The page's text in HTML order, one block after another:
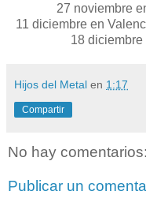
27 noviembre
11 diciembre en
18 diciembre
Hijos del Metal en 1:17
Compartir
No hay comentarios:
Publicar un